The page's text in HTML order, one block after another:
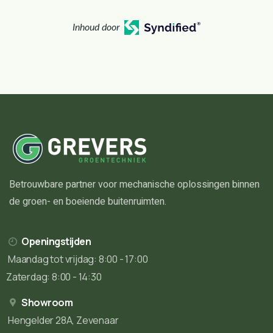
Inhoud door
Betrouwbare partner voor mechanische oplossingen binnen
de groen- en boeiende buitenruimten.
Openingstijden
Maandag tot vrijdag: 8:00 - 17:00
Zaterdag: 8:00 - 14:30
Showroom
Hengelder 28A, Zevenaar